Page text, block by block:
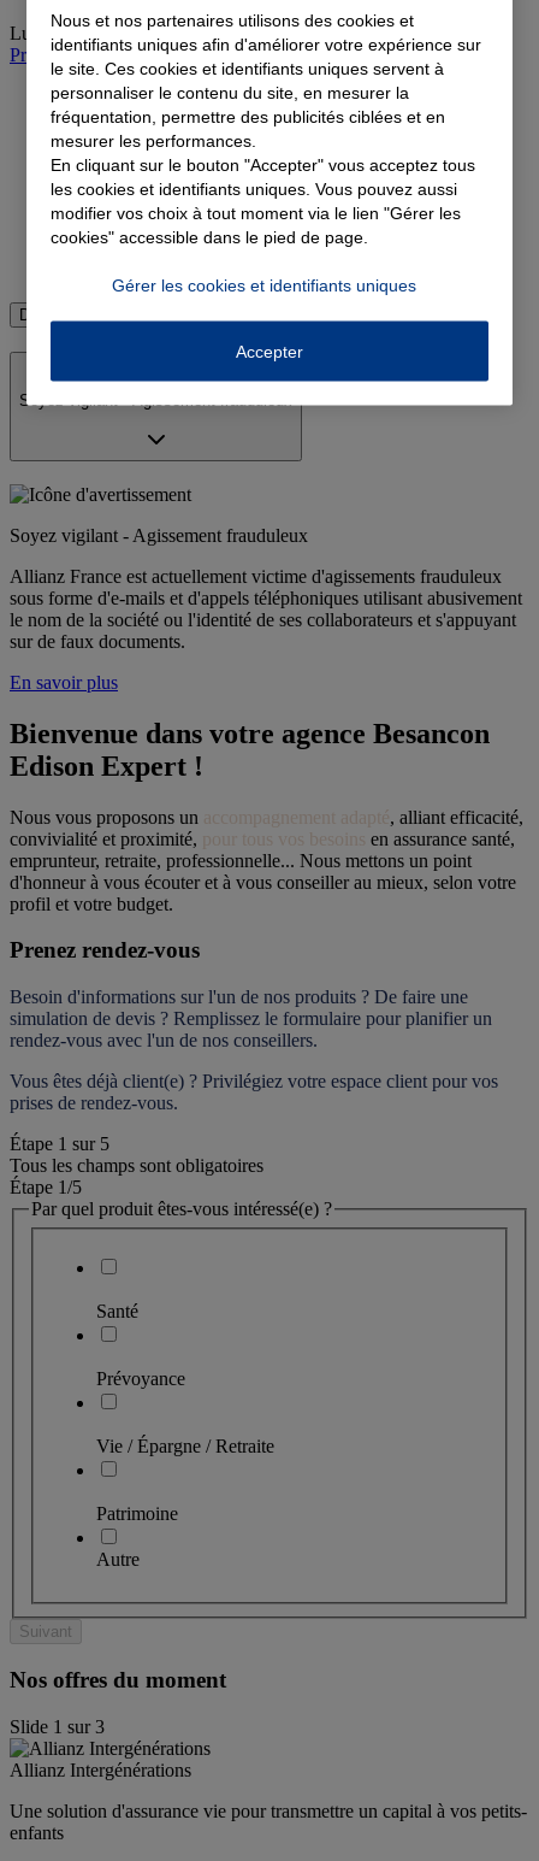
Lundi : Fermé
Prendre rendez-vous à l'agence
Devis complémentaire santé
Devis assurance emprunteur
Devis assurance retraite
Découvrir toutes les assurances
Soyez vigilant - Agissement frauduleux
Soyez vigilant - Agissement frauduleux
Allianz France est actuellement victime d'agissements frauduleux
sous forme d'e-mails et d'appels téléphoniques utilisant abusivement
le nom de la société ou l'identité de ses collaborateurs et s'appuyant
sur de faux documents.
En savoir plus
Bienvenue dans votre agence Besancon
Edison Expert !
Nous vous proposons un accompagnement adapté, alliant efficacité,
convivialité et proximité, pour tous vos besoins en assurance santé,
emprunteur, retraite, professionnelle... Nous mettons un point
d'honneur à vous écouter et à vous conseiller au mieux, selon votre
profil et votre budget.
Prenez rendez-vous
Besoin d'informations sur l'un de nos produits ? De faire une
simulation de devis ? Remplissez le formulaire pour planifier un
rendez-vous avec l'un de nos conseillers.
Vous êtes déjà client(e) ? Privilégiez votre espace client pour vos
prises de rendez-vous.
Étape 1 sur 5
Tous les champs sont obligatoires
Étape 1/5
Par quel produit êtes-vous intéressé(e) ?
Santé
Prévoyance
Vie / Épargne / Retraite
Patrimoine
Autre
Suivant
Nos offres du moment
Slide 1 sur3
Allianz Intergénérations
Une solution d'assurance vie pour transmettre un capital à vos petits-
enfants
Nous et nos partenaires utilisons des cookies et
identifiants uniques afin d'améliorer votre expérience sur
le site. Ces cookies et identifiants uniques servent à
personnaliser le contenu du site, en mesurer la
fréquentation, permettre des publicités ciblées et en
mesurer les performances.
En cliquant sur le bouton "Accepter" vous acceptez tous
les cookies et identifiants uniques. Vous pouvez aussi
modifier vos choix à tout moment via le lien "Gérer les
cookies" accessible dans le pied de page.
Gérer les cookies et identifiants uniques
Accepter